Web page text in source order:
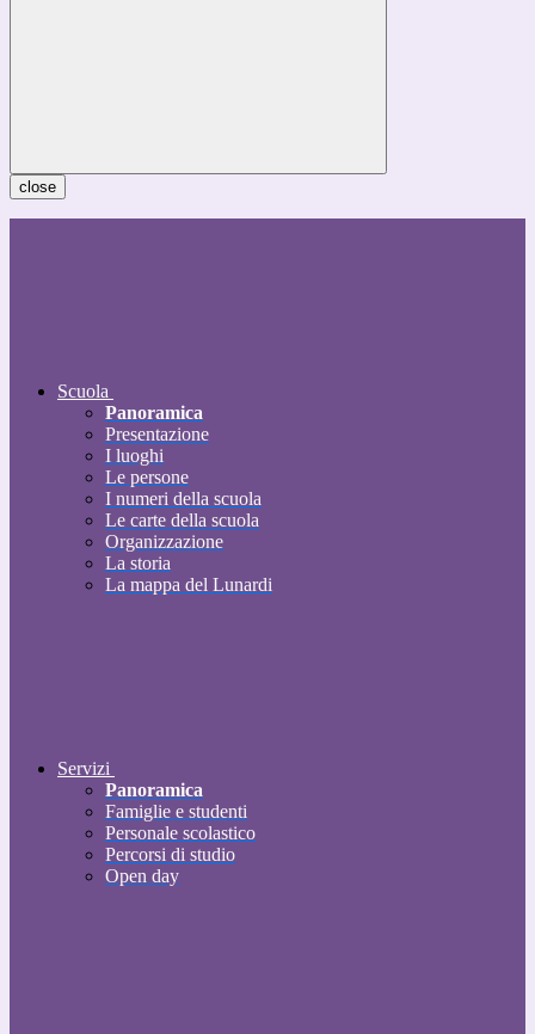
close
Scuola
Panoramica
Presentazione
I luoghi
Le persone
I numeri della scuola
Le carte della scuola
Organizzazione
La storia
La mappa del Lunardi
Servizi
Panoramica
Famiglie e studenti
Personale scolastico
Percorsi di studio
Open day